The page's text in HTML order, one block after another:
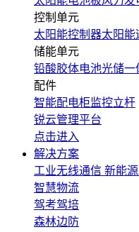
控制单元
太阳能控制器太阳能
储能单元
铅酸胶体电池光储一
配件
智能配电柜监控立杆
锐云管理平台
点击进入
解决方案
工业无线通信 新能
智慧物流
驾考驾培
森林边防